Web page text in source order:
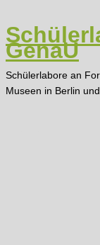
Inhalt
springen
GenaU
Schülerlabore an
Museen in Berlin